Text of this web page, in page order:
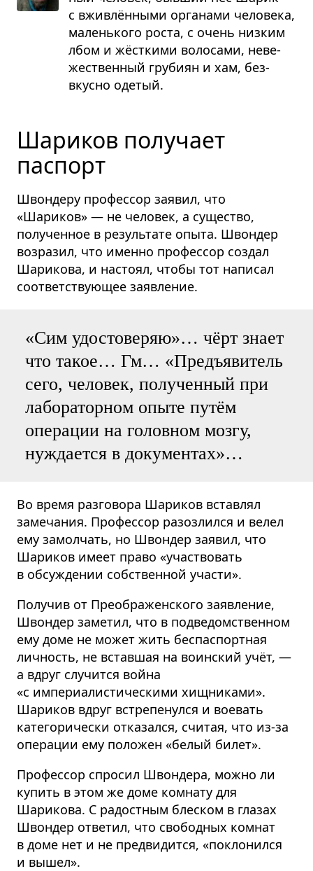
с вжив­лён­ными орга­нами чело­века,
малень­кого роста, с очень низ­ким
лбом и жёст­кими воло­сами, неве­
же­ствен­ный гру­биян и хам, без­
вкусно оде­тый.
Шариков получает
паспорт
Швондеру профессор заявил, что
«Шариков» — не человек, а существо,
полученное в результате опыта. Швондер
возразил, что именно профессор создал
Шарикова, и настоял, чтобы тот написал
соответствующее заявление.
«Сим удостоверяю»… чёрт знает
что такое… Гм… «Предъявитель
сего, человек, полученный при
лабораторном опыте путём
операции на головном мозгу,
нуждается в документах»…
Во время разговора Шариков вставлял
замечания. Профессор разозлился и велел
ему замолчать, но Швондер заявил, что
Шариков имеет право «участвовать
в обсуждении собственной участи».
Получив от Преображенского заявление,
Швондер заметил, что в подведомственном
ему доме не может жить беспаспортная
личность, не вставшая на воинский учёт, —
а вдруг случится война
«с империалистическими хищниками».
Шариков вдруг встрепенулся и воевать
категорически отказался, считая, что из-за
операции ему положен «белый билет».
Профессор спросил Швондера, можно ли
купить в этом же доме комнату для
Шарикова. С радостным блеском в глазах
Швондер ответил, что свободных комнат
в доме нет и не предвидится, «поклонился
и вышел».